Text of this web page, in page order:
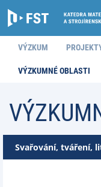
VÝZKUM
VÝZKUMNÉ OBLASTI
Svařování, tváření,